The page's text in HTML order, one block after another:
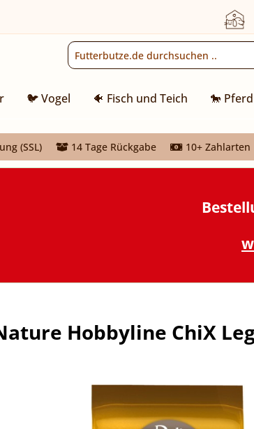
🐦 Vogel 🐠 Fisch und Teich 🐎 Pferd
(SSL) 14 Tage Rückgabe 10+ Zahlarten
Hobbyline ChiX